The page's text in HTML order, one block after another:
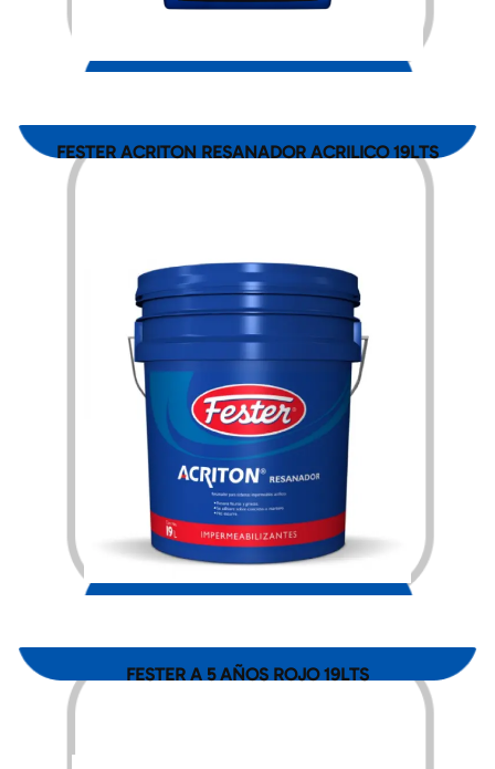
FESTER ACRITON RESANADOR ACRILICO 19LTS
$1,606.00
FESTER A 5 AÑOS ROJO 19LTS